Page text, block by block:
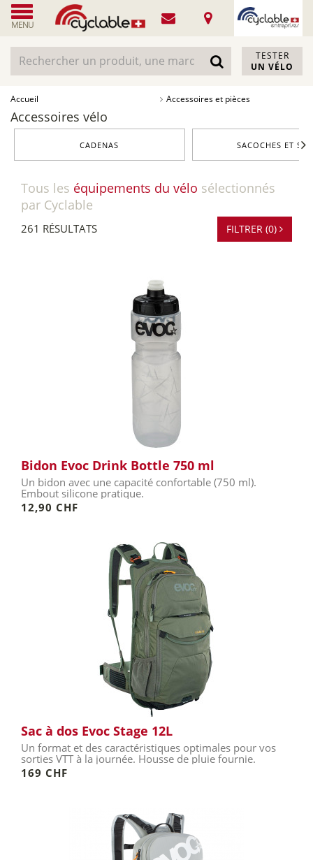
MENU
TESTER
UN VÉLO
Accueil Accessoires et pièces
Accessoires vélo
CADENAS SACOCHES ET
Tous les équipements du vélo sélectionnés
par Cyclable
261 RÉSULTATS FILTRER (0)
Bidon Evoc Drink Bottle 750 ml
Un bidon avec une capacité confortable (750 ml).
Embout silicone pratique.
12,90 CHF
Sac à dos Evoc Stage 12L
Un format et des caractéristiques optimales pour vos
sorties VTT à la journée. Housse de pluie fournie.
169 CHF